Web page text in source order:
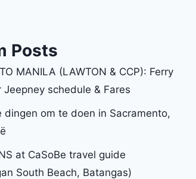
Posts
MANILA (LAWTON & CCP): Ferry
Jeepney schedule & Fares
dingen om te doen in Sacramento,
at CaSoBe travel guide
South Beach, Batangas)